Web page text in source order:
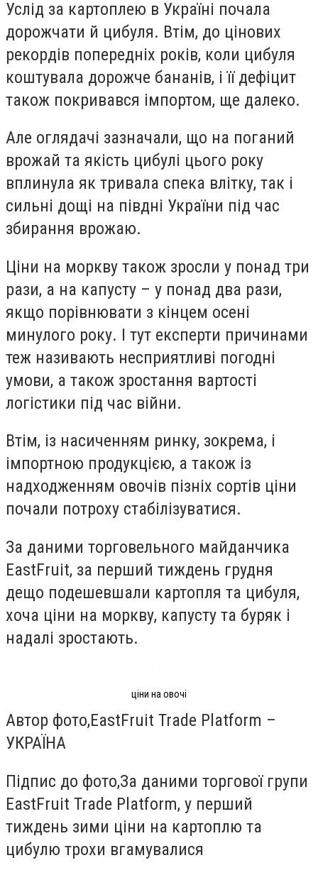
Услід за картоплею в Україні почала
дорожчати й цибуля. Втім, до цінових
рекордів попередніх років, коли цибуля
коштувала дорожче бананів, і її дефіцит
також покривався імпортом, ще далеко.
Але оглядачі зазначали, що на поганий
врожай та якість цибулі цього року
вплинула як тривала спека влітку, так і
сильні дощі на півдні України під час
збирання врожаю.
Ціни на моркву також зросли у понад три
рази, а на капусту – у понад два рази,
якщо порівнювати з кінцем осені
минулого року. І тут експерти причинами
теж називають несприятливі погодні
умови, а також зростання вартості
логістики під час війни.
Втім, із насиченням ринку, зокрема, і
імпортною продукцією, а також із
надходженням овочів пізніх сортів ціни
почали потроху стабілізуватися.
За даними торговельного майданчика
EastFruit, за перший тиждень грудня
дещо подешевшали картопля та цибуля,
хоча ціни на моркву, капусту та буряк і
надалі зростають.
ціни на овочі
Автор фото,EastFruit Trade Platform –
УКРАЇНА
Підпис до фото,За даними торгової групи
EastFruit Trade Platform, у перший
тиждень зими ціни на картоплю та
цибулю трохи вгамувалися